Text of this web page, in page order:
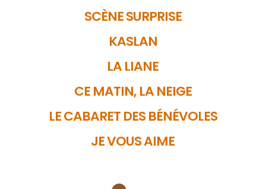
SCÈNE SURPRISE
KASLAN
LA LIANE
CE MATIN, LA NEIGE
LE CABARET DES BÉNÉVOLES
JE VOUS AIME